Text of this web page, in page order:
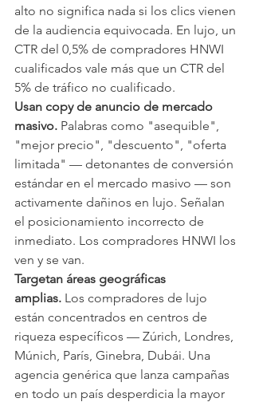
alto no significa nada si los clics vienen
de la audiencia equivocada. En lujo, un
CTR del 0,5% de compradores HNWI
cualificados vale más que un CTR del
5% de tráfico no cualificado.
Usan copy de anuncio de mercado
masivo. Palabras como "asequible",
"mejor precio", "descuento", "oferta
limitada" — detonantes de conversión
estándar en el mercado masivo — son
activamente dañinos en lujo. Señalan
el posicionamiento incorrecto de
inmediato. Los compradores HNWI los
ven y se van.
Targetan áreas geográficas
amplias. Los compradores de lujo
están concentrados en centros de
riqueza específicos — Zúrich, Londres,
Múnich, París, Ginebra, Dubái. Una
agencia genérica que lanza campañas
en todo un país desperdicia la mayor